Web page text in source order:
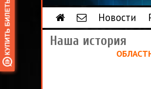
Новости
Наша история